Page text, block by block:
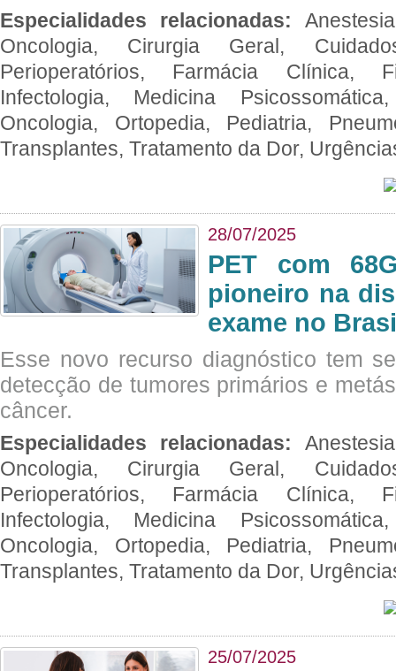
Especialidades relacionadas:
Oncologia, Cirurgia Geral,
Perioperatórios, Farmácia Clínica,
Infectologia, Medicina
Oncologia, Ortopedia, Pediatria,
Transplantes, Tratamento da Dor,
28/07/2025
PET com
pioneiro na
exame no
Esse novo recurso diagnóstico tem
detecção de tumores primários e
câncer.
Especialidades relacionadas:
Oncologia, Cirurgia Geral,
Perioperatórios, Farmácia Clínica,
Infectologia, Medicina
Oncologia, Ortopedia, Pediatria,
Transplantes, Tratamento da Dor,
25/07/2025